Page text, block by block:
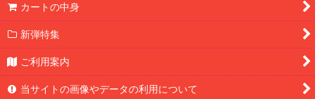
カートの中身
新弾特集
ご利用案内
当サイトの画像やデータの利用について